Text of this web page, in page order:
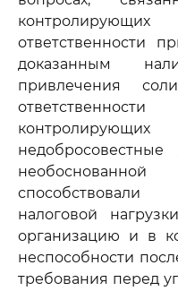
ответственности
доказанным
привлечения
налоговой
организацию и в
неспособности
требования перед